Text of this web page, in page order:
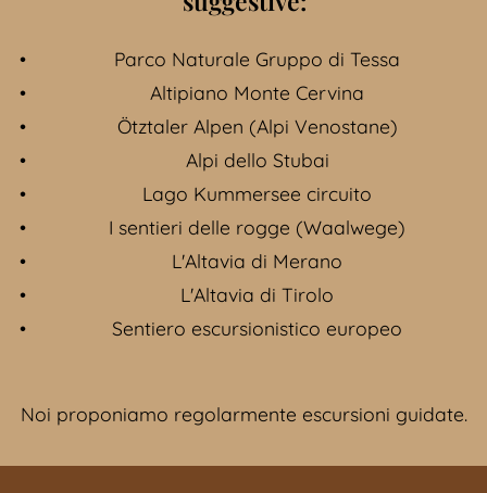
Parco Naturale Gruppo di Tessa
Altipiano Monte Cervina
Ötztaler Alpen (Alpi Venostane)
Alpi dello Stubai
Lago Kummersee circuito
I sentieri delle rogge (Waalwege)
L'Altavia di Merano
L'Altavia di Tirolo
Sentiero escursionistico europeo
Noi proponiamo regolarmente escursioni guidate.